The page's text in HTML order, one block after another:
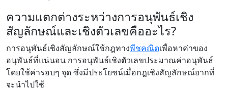
ความแตกต่างระหว่างการอนุพันธ์เชิง
สัญลักษณ์และเชิงตัวเลขคืออะไร?
การอนุพันธ์เชิงสัญลักษณ์ใช้กฎทางพีชคณิตเพื่อหาค่าของ
อนุพันธ์ที่แน่นอน การอนุพันธ์เชิงตัวเลขประมาณค่าอนุพันธ์
โดยใช้ค่ารอบๆ จุด ซึ่งมีประโยชน์เมื่อกฎเชิงสัญลักษณ์ยากที่
จะนำไปใช้